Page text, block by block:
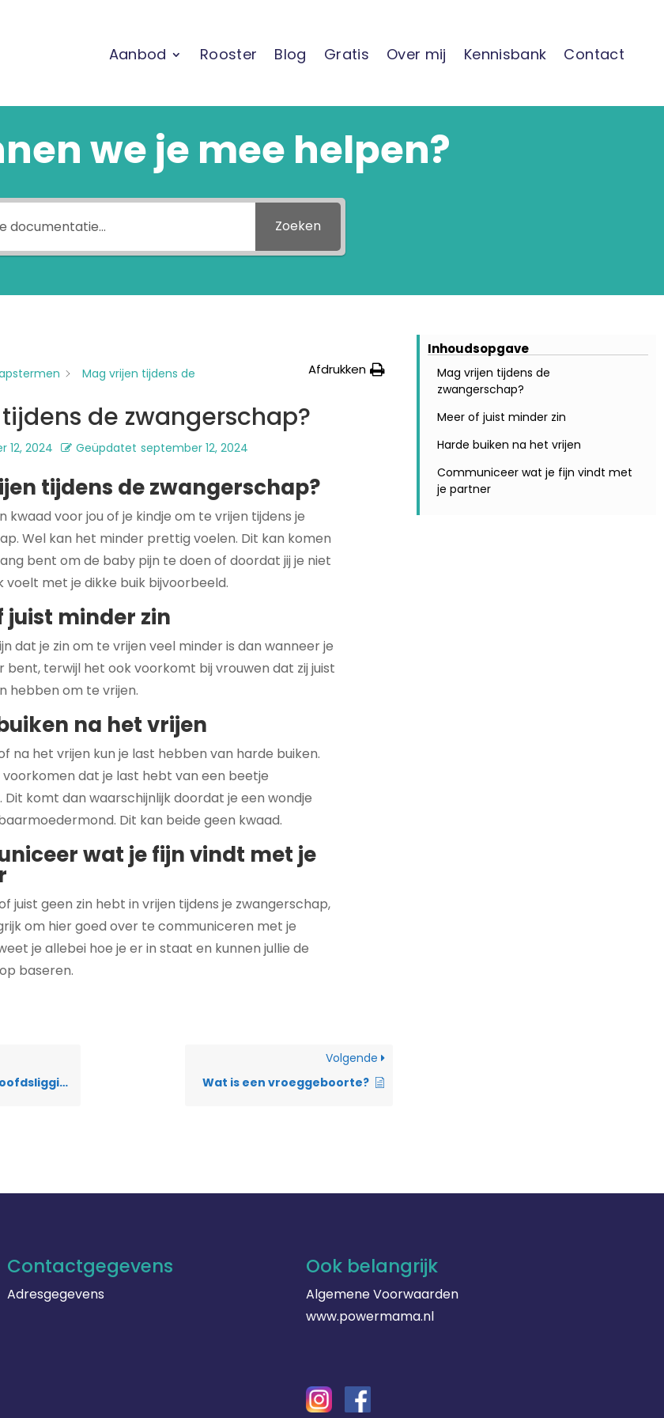
Aanbod Rooster Blog Gratis Over mij Kennisbank Contact
we je mee helpen?
Zoeken
Mag vrijen tijdens de
Afdrukken
de zwangerschap?
12, 2024 Geüpdatet september 12, 2024
tijdens de zwangerschap?
kwaad voor jou of je kindje om te vrijen tijdens je
Wel kan het minder prettig voelen. Dit kan komen
bent om de baby pijn te doen of doordat jij je niet
voelt met je dikke buik bijvoorbeeld.
juist minder zin
dat je zin om te vrijen veel minder is dan wanneer je
bent, terwijl het ook voorkomt bij vrouwen dat zij juist
hebben om te vrijen.
na het vrijen
na het vrijen kun je last hebben van harde buiken.
dat je last hebt van een beetje
Dit komt dan waarschijnlijk doordat je een wondje
Dit kan beide geen kwaad.
wat je fijn vindt met je
juist geen zin hebt in vrijen tijdens je zwangerschap,
om hier goed over te communiceren met je
je allebei hoe je er in staat en kunnen jullie de
baseren.
Volgende
Wat is een vroeggeboorte?
Inhoudsopgave
Mag vrijen tijdens de
zwangerschap?
Meer of juist minder zin
Harde buiken na het vrijen
Communiceer wat je fijn vindt met
je partner
Contactgegevens
Adresgegevens
Ook belangrijk
Algemene Voorwaarden
www.powermama.nl